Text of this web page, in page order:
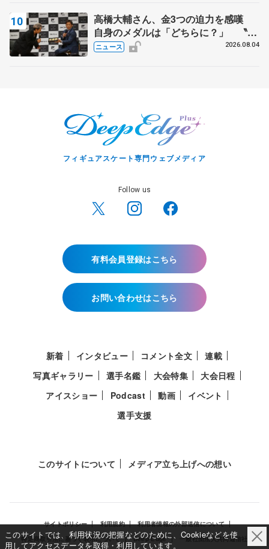
高橋大輔さん、金3つの迫力を感嘆
自身のメダルは「どちらに？」 〝リ
ス兄弟〟オリンピック3連覇の野村忠
ニュース 2026.08.04
フィギュアスケート専門ウェブメディア
Follow us
有料会員登録はこちら
お問い合わせはこちら
新着 インタビュー コメント全文
連載
写真ギャラリー
選手名鑑 大会特集
大会日程
アイスショー
Podcast 動画
イベント
選手支援
このサイトについて メディア立ち上げへの想い
サイトポリシー 利用規約
利用者情報の外部送信について
特定商取引法に基づく表示について
Deep Edge 一般社団法人共同通信社
このサイトでは、利用状況の把握などのために、Cookieなどを使
用してアクセスデータを取得・利用しています。